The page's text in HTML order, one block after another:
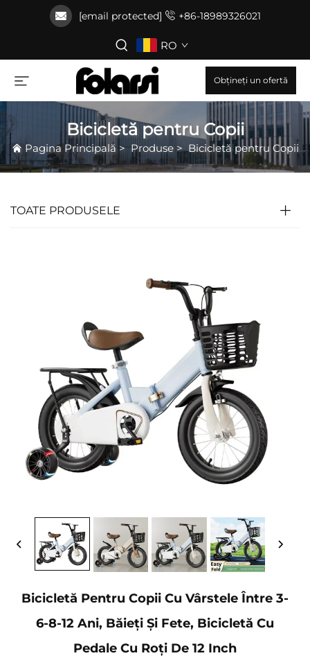
[email protected] +86-18989326021
RO
Obțineți un ofertă
Bicicletă pentru Copii
Pagina Principală > Produse>Bicicletă pentru Copii
TOATE PRODUSELE
Bicicletă Pentru Copii Cu Vârstele Între 3-
6-8-12 Ani, Băieți Și Fete, Bicicletă Cu
Pedale Cu Roți De 12 Inch